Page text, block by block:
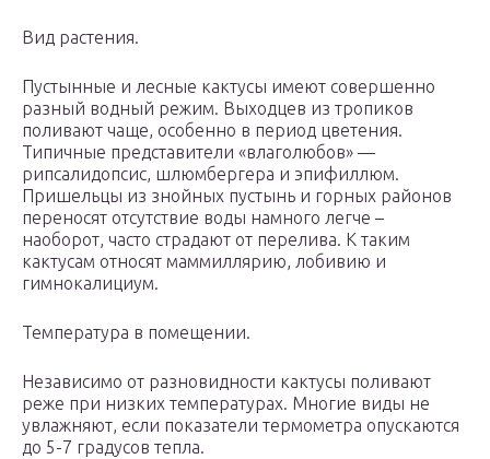
Вид растения.
Пустынные и лесные кактусы имеют совершенно
разный водный режим. Выходцев из тропиков
поливают чаще, особенно в период цветения.
Типичные представители «влаголюбов» —
рипсалидопсис, шлюмбергера и эпифиллюм.
Пришельцы из знойных пустынь и горных районов
переносят отсутствие воды намного легче –
наоборот, часто страдают от перелива. К таким
кактусам относят маммиллярию, лобивию и
гимнокалициум.
Температура в помещении.
Независимо от разновидности кактусы поливают
реже при низких температурах. Многие виды не
увлажняют, если показатели термометра опускаются
до 5-7 градусов тепла.